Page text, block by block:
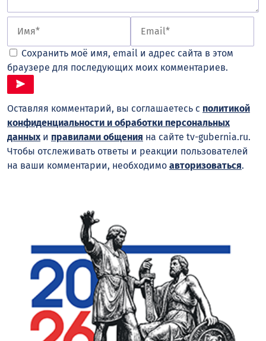
Сохранить моё имя, email и адрес сайта в этом
браузере для последующих моих комментариев.
Оставляя комментарий, вы соглашаетесь с политикой
конфиденциальности и обработки персональных
данных и правилами общения на сайте tv-gubernia.ru.
Чтобы отслеживать ответы и реакции пользователей
на ваши комментарии, необходимо авторизоваться.